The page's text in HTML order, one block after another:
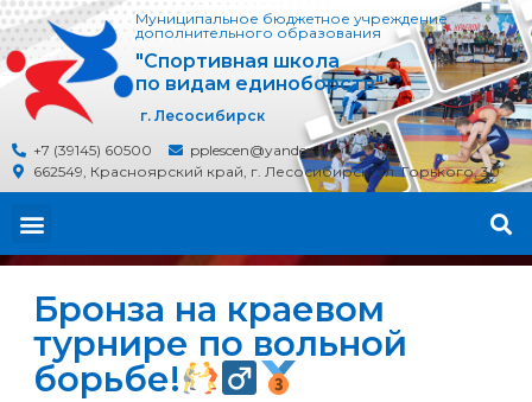
Муниципальное бюджетное учреждение
дополнительного образования
"Спортивная школа
по видам единоборств"
г. Лесосибирск
+7 (39145) 60500
pplescen@yandex.ru
662549, Красноярский край, г. Лесосибирск, ул. Горького, 30
Бронза на краевом
турнире по вольной
борьбе!